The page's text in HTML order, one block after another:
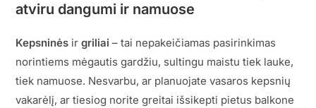
atviru dangumi ir namuose
Kepsninės irgriliai – tai nepakeičiamas pasirinkimas
norintiems mėgautis gardžiu, sultingu maistu tiek lauke,
tiek namuose. Nesvarbu, ar planuojate vasaros kepsnių
vakarėlį, ar tiesiog norite greitai išsikepti pietus balkone